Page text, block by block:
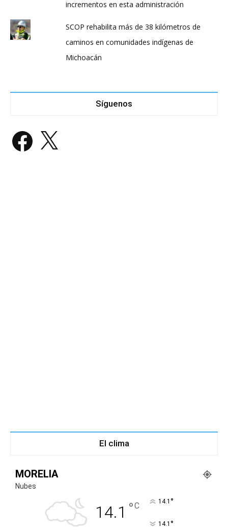
incrementos en esta administración
SCOP rehabilita más de 38 kilómetros de
caminos en comunidades indígenas de
Michoacán
Síguenos
Facebook
El clima
MORELIA
Nubes
14.1 °C 14.1 °
14.1 °